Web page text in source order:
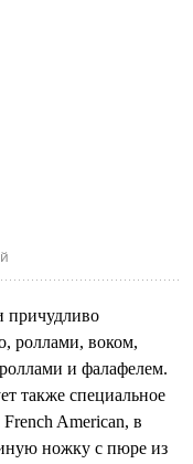
причудливо
роллами, воком,
и фалафелем.
также специальное
American, в
ножку с пюре из